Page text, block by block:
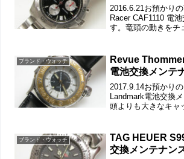
2016.6.21お預かり
Racer CAF1110 電
す。竜頭の動きをチ
トごと洗浄でバック
ブランド・ウォッチ
Revue
電池交換メンテ
2017.9.14お預かり
Landmark電池交換
頭よりも大きなキャ
れております。遊び
ブランド・ウォッチ
TAG HEUER
交換メンテナン